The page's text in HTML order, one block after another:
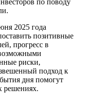
по поводу
2025 года
позитивные
прогресс в
возможными
риски,
подход к
дня помогут
решениях.